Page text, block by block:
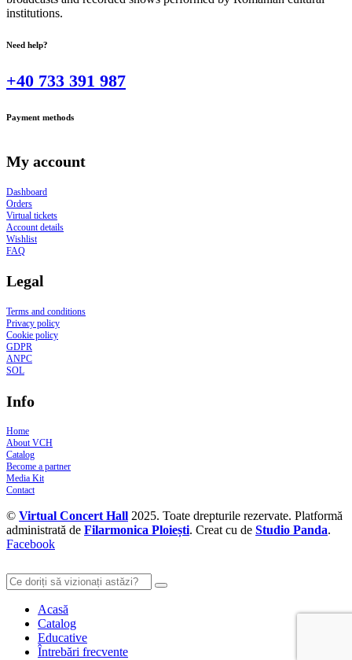
institutions.
Need help?
+40 733 391 987
Payment methods
My account
Dashboard
Orders
Virtual tickets
Account details
Wishlist
FAQ
Legal
Terms and conditions
Privacy policy
Cookie policy
GDPR
ANPC
SOL
Info
Home
About VCH
Catalog
Become a partner
Media Kit
Contact
© Virtual Concert Hall 2025. Toate drepturile rezervate. Platformă
administrată de Filarmonica Ploiești. Creat cu de Studio Panda.
Facebook
Acasă
Catalog
Educative
Întrebări frecvente